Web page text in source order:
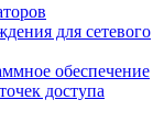
для сетевого
обеспечение
доступа